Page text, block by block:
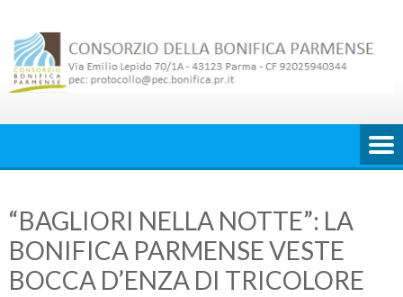
content
“BAGLIORI NELLA NOTTE”: LA
BONIFICA PARMENSE VESTE
BOCCA D’ENZA DI TRICOLORE